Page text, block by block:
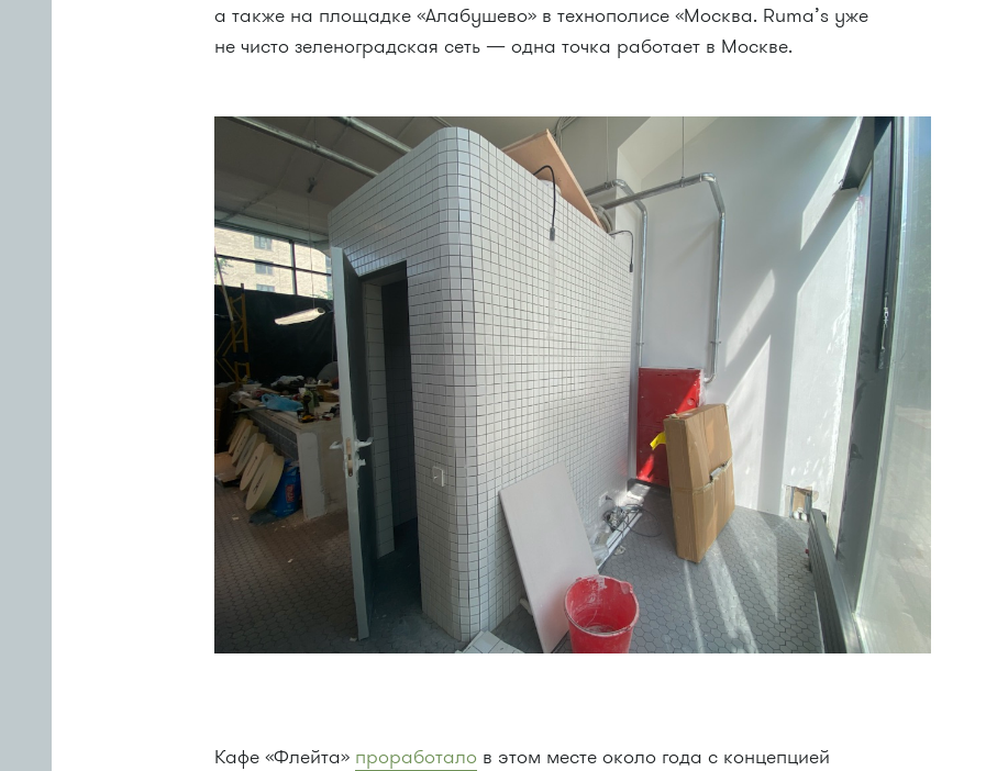
а также на площадке «Алабушево» в технополисе «Москва. Ruma’s уже
не чисто зеленоградская сеть — одна точка работает в Москве.
Кафе «Флейта» проработало в этом месте около года с концепцией